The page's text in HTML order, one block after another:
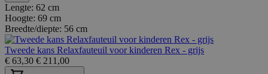
Lengte: 62 cm
Hoogte: 69 cm
Breedte/diepte: 56 cm
Tweede kans Relaxfauteuil voor kinderen Rex - grijs
€ 63,30 € 211,00